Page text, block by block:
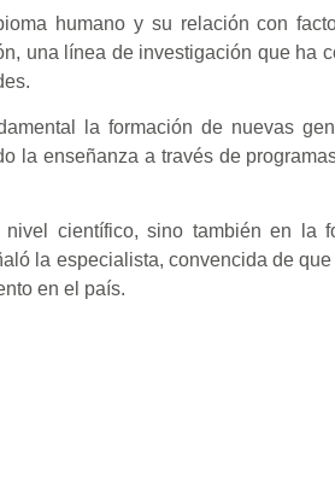
humano y su relación con
una línea de investigación que ha
la formación de nuevas
la enseñanza a través de
científico, sino también en la
la especialista, convencida de
en el país.